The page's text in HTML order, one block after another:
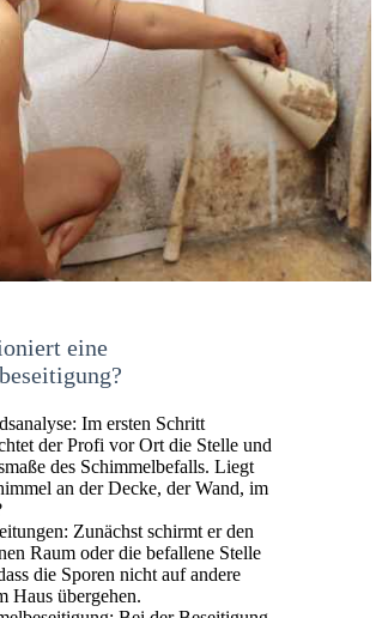
eine
Im ersten Schritt
der Profi vor Ort die Stelle und
des Schimmelbefalls. Liegt
an der Decke, der Wand, im
Zunächst schirmt er den
Raum oder die befallene Stelle
die Sporen nicht auf andere
Haus übergehen.